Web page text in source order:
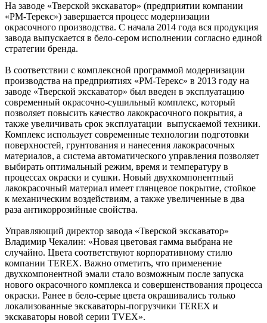
На заводе «Тверской экскаватор» (предприятии компании
«РМ-Терекс») завершается процесс модернизации
окрасочного производства. С начала 2014 года вся продукция
завода выпускается в бело-сером исполнении согласно единой
стратегии бренда.
В соответствии с комплексной программой модернизации
производства на предприятиях «РМ-Терекс» в 2013 году на
заводе «Тверской экскаватор» был введен в эксплуатацию
современный окрасочно-сушильный комплекс, который
позволяет повысить качество лакокрасочного покрытия, а
также увеличивать срок эксплуатации выпускаемой техники.
Комплекс использует современные технологии подготовки
поверхностей, грунтования и нанесения лакокрасочных
материалов, а система автоматического управления позволяет
выбирать оптимальный режим, время и температуру в
процессах окраски и сушки. Новый двухкомпонентный
лакокрасочный материал имеет глянцевое покрытие, стойкое
к механическим воздействиям, а также увеличенные в два
раза антикоррозийные свойства.
Управляющий директор завода «Тверской экскаватор»
Владимир Чекалин: «Новая цветовая гамма выбрана не
случайно. Цвета соответствуют корпоративному стилю
компании TEREX. Важно отметить, что применение
двухкомпонентной эмали стало возможным после запуска
нового окрасочного комплекса и совершенствования процесса
окраски. Ранее в бело-серые цвета окрашивались только
локализованные экскаваторы-погрузчики TEREX и
экскаваторы новой серии TVEX».